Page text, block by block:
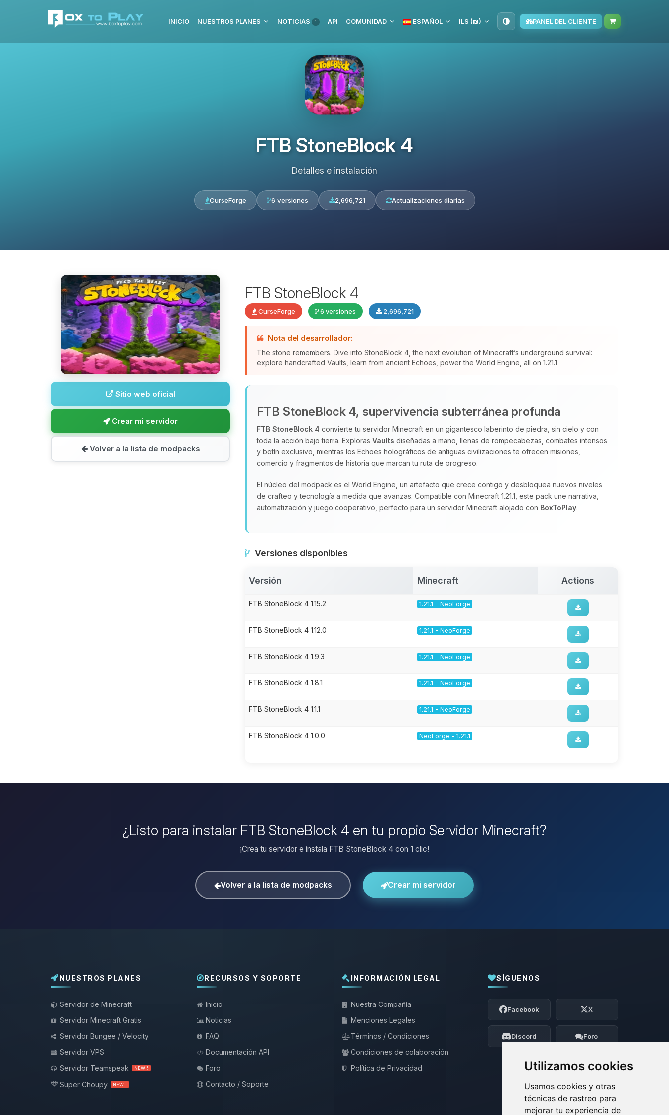
Utilizamos cookies
Usamos cookies y otras
técnicas de rastreo para
mejorar tu experiencia de
INICIO NUESTROS PLANES NOTICIAS 1 API COMUNIDAD ESPAÑOL ILS (₪) PANEL DEL CLIENTE
FTB StoneBlock 4
Detalles e instalación
CurseForge 6 versiones 2,696,721 Actualizaciones diarias
Sitio web oficial
Crear mi servidor
Volver a la lista de modpacks
FTB StoneBlock 4
CurseForge 6 versiones 2,696,721
Nota del desarrollador:
The stone remembers. Dive into StoneBlock 4, the next evolution of Minecraft’s underground survival:
explore handcrafted Vaults, learn from ancient Echoes, power the World Engine, all on 1.21.1
FTB StoneBlock 4, supervivencia subterránea profunda
FTB StoneBlock 4 convierte tu servidor Minecraft en un gigantesco laberinto de piedra, sin cielo y con
toda la acción bajo tierra. Exploras Vaults diseñadas a mano, llenas de rompecabezas, combates intensos
y botín exclusivo, mientras los Echoes holográficos de antiguas civilizaciones te ofrecen misiones,
comercio y fragmentos de historia que marcan tu ruta de progreso.
El núcleo del modpack es el World Engine, un artefacto que crece contigo y desbloquea nuevos niveles
de crafteo y tecnología a medida que avanzas. Compatible con Minecraft 1.21.1, este pack une narrativa,
automatización y juego cooperativo, perfecto para un servidor Minecraft alojado con BoxToPlay.
Versiones disponibles
Versión Minecraft Actions
FTB StoneBlock 4 1.15.2 1.21.1 - NeoForge
FTB StoneBlock 4 1.12.0 1.21.1 - NeoForge
FTB StoneBlock 4 1.9.3 1.21.1 - NeoForge
FTB StoneBlock 4 1.8.1 1.21.1 - NeoForge
FTB StoneBlock 4 1.1.1 1.21.1 - NeoForge
FTB StoneBlock 4 1.0.0 NeoForge - 1.21.1
¿Listo para instalar FTB StoneBlock 4 en tu propio Servidor Minecraft?
¡Crea tu servidor e instala FTB StoneBlock 4 con 1 clic!
Volver a la lista de modpacks Crear mi servidor
NUESTROS PLANES
Servidor de Minecraft
Servidor Minecraft Gratis
Servidor Bungee / Velocity
Servidor VPS
Servidor Teamspeak
NEW !
Super Choupy NEW !
RECURSOS Y SOPORTE
Inicio
Noticias
FAQ
Documentación API
Foro
Contacto / Soporte
INFORMACIÓN LEGAL
Nuestra Compañía
Menciones Legales
Términos / Condiciones
Condiciones de colaboración
Política de Privacidad
SÍGUENOS
Facebook X
Discord Foro
Yupi, por fin alguien con quien hablar!
Soy Choupy, tu pequeno asistente de
BoxToPlay. Cuentame que necesitas y
moveré mis pequenos circuitos para
ayudarte.
07/08/2026 19:19